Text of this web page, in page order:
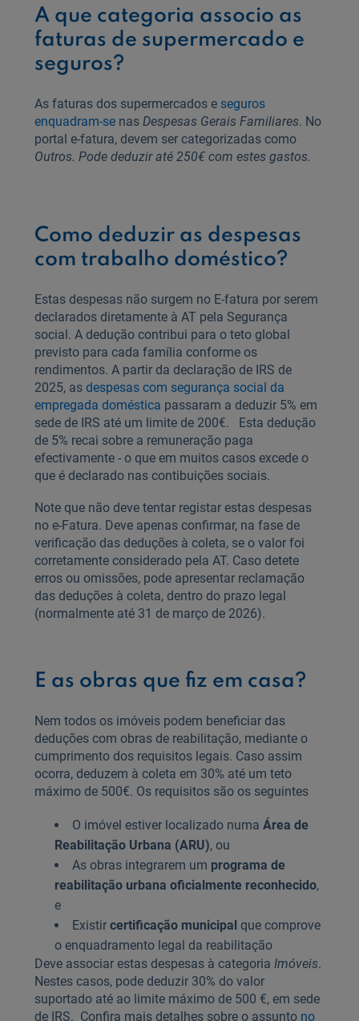
A que categoria associo as
faturas de supermercado e
seguros?
As faturas dos supermercados e seguros
enquadram-senas Despesas Gerais Familiares. No
portal e-fatura, devem ser categorizadas como
Outros. Pode deduzir até 250€ com estes gastos.
Como deduzir as despesas
com trabalho doméstico?
Estas despesas não surgem no E-fatura por serem
declarados diretamente à AT pela Segurança
social. A dedução contribui para o teto global
previsto para cada família conforme os
rendimentos. A partir da declaração de IRS de
2025, as despesas com segurança social da
empregada doméstica passaram a deduzir 5% em
sede de IRS até um limite de 200€. Esta dedução
de 5% recai sobre a remuneração paga
efectivamente - o que em muitos casos excede o
que é declarado nas contibuições sociais.
Note que não deve tentar registar estas despesas
no e‑Fatura. Deve apenas confirmar, na fase de
verificação das deduções à coleta, se o valor foi
corretamente considerado pela AT. Caso detete
erros ou omissões, pode apresentar reclamação
das deduções à coleta, dentro do prazo legal
(normalmente até 31 de março de 2026).
E as obras que fiz em casa?
Nem todos os imóveis podem beneficiar das
deduções com obras de reabilitação, mediante o
cumprimento dos requisitos legais. Caso assim
ocorra, deduzem à coleta em 30% até um teto
máximo de 500€. Os requisitos são os seguintes
O imóvel estiver localizado numa Área de
Reabilitação Urbana (ARU), ou
As obras integrarem um programa de
reabilitação urbana oficialmente reconhecido,
e
Existir certificação municipalque comprove
o enquadramento legal da reabilitação
Deve associar estas despesas à categoria Imóveis.
Nestes casos, pode deduzir 30% do valor
suportado até ao limite máximo de 500 €, em sede
de IRS. Confira mais detalhes sobre o assunto no